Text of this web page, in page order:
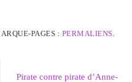
PAGES : PERMALIENS.
Pirate contre pirate d’Anne-